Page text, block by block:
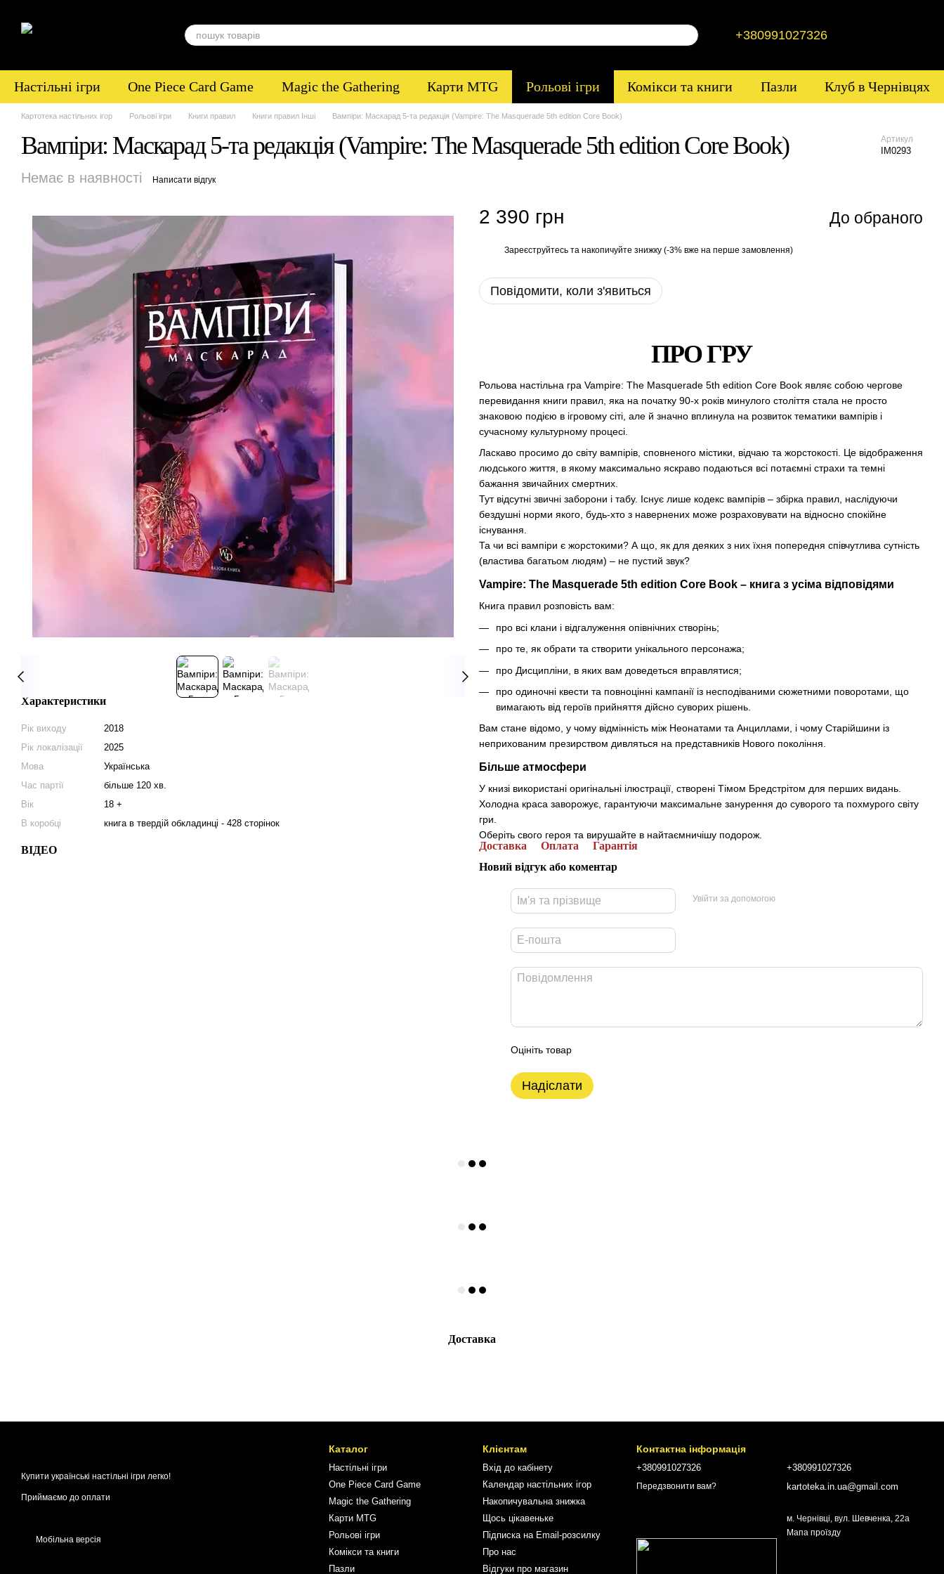
+380991027326
Настільні ігри One Piece Card Game Magic the Gathering Карти MTG Рольові ігри Комікси та книги Пазли Клуб в Чернівцях
Картотека настільних ігор Рольові ігри Книги правил Книги правил Інші Вампіри: Маскарад 5-та редакція (Vampire: The Masquerade 5th edition Core Book)
Вампіри: Маскарад 5-та редакція (Vampire: The Masquerade 5th edition Core Book) Артикул
IM0293
Немає в наявності Написати відгук
Характеристики
Рік виходу
2018
Рік локалізації
2025
Мова
Українська
Час партії
більше 120 хв.
Вік
18 +
В коробці
книга в твердій обкладинці - 428 сторінок
ВІДЕО
2 390 грн До обраного
Зареєструйтесь та накопичуйте знижку (-3% вже на перше замовлення)
Повідомити, коли з'явиться
ПРО ГРУ
Рольова настільна гра Vampire: The Masquerade 5th edition Core Book являє собою чергове
перевидання книги правил, яка на початку 90-х років минулого століття стала не просто
знаковою подією в ігровому сіті, але й значно вплинула на розвиток тематики вампірів і
сучасному культурному процесі.
Ласкаво просимо до світу вампірів, сповненого містики, відчаю та жорстокості. Це відображення
людського життя, в якому максимально яскраво подаються всі потаємні страхи та темні
бажання звичайних смертних.
Тут відсутні звичні заборони і табу. Існує лише кодекс вампірів – збірка правил, наслідуючи
бездушні норми якого, будь-хто з навернених може розраховувати на відносно спокійне
існування.
Та чи всі вампіри є жорстокими? А що, як для деяких з них їхня попередня співчутлива сутність
(властива багатьом людям) – не пустий звук?
Vampire: The Masquerade 5th edition Core Book – книга з усіма відповідями
Книга правил розповість вам:
про всі клани і відгалуження опівнічних створінь;
про те, як обрати та створити унікального персонажа;
про Дисципліни, в яких вам доведеться вправлятися;
про одиночні квести та повноцінні кампанії із несподіваними сюжетними поворотами, що
вимагають від героїв прийняття дійсно суворих рішень.
Вам стане відомо, у чому відмінність між Неонатами та Анциллами, і чому Старійшини із
неприхованим презирством дивляться на представників Нового покоління.
Більше атмосфери
У книзі використані оригінальні ілюстрації, створені Тімом Бредстрітом для перших видань.
Холодна краса заворожує, гарантуючи максимальне занурення до суворого та похмурого світу
гри.
Оберіть свого героя та вирушайте в найтаємничішу подорож.
Доставка Оплата
Гарантія
Новий відгук або коментар
Увійти за допомогою
Оцініть товар
Надіслати
Доставка
Купити українські настільні ігри легко!
Приймаємо до оплати
Мобільна версія
Каталог
Настільні ігри
One Piece Card Game
Magic the Gathering
Карти MTG
Рольові ігри
Комікси та книги
Пазли
Клієнтам
Вхід до кабінету
Календар настільних ігор
Накопичувальна знижка
Щось цікавеньке
Підписка на Email-розсилку
Про нас
Відгуки про магазин
Контактна інформація
+380991027326
Передзвонити вам?
+380991027326
kartoteka.in.ua@gmail.com
м. Чернівці, вул. Шевченка, 22а
Мапа проїзду